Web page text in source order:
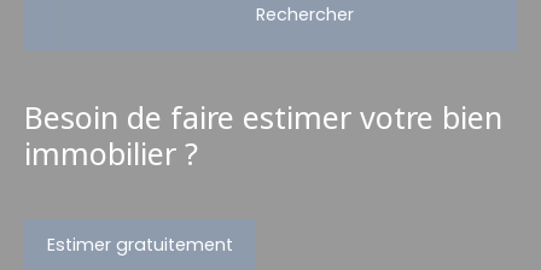
Rechercher
Besoin de faire estimer votre bien
immobilier ?
Estimer gratuitement